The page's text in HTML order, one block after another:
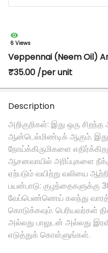
6 Views
Veppennai (Neem Oil)
₹35.00 /per unit
Description
அறிகுறிகள்: இது ஒரு
ஆன்டெல்மிண்டிக் ஆகும். இது
நோய்க்கிருமிகளை
ஆசனவாயில் அரிப்புகளை
ஏற்படும் வயிற்று வலியை
பயன்பாடு: குழந்தைகளுக்கு
வேப்பெண்ணெய் கலந்து
கொடுக்கவும். பெரியவர்கள்
அல்லது பாலுடன் அல்லது
எடுத்துக் கொள்ளுங்கள்.